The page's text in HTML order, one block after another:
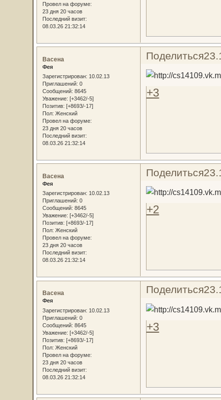
Провел на форуме:
23 дня 20 часов
Последний визит:
08.03.26 21:32:14
Поделиться
Васена
Фея
Зарегистрирован: 10.02.13
Приглашений: 0
Сообщений: 8645
Уважение: [+3462/-5]
Позитив: [+8693/-17]
Пол: Женский
Провел на форуме:
23 дня 20 часов
Последний визит:
08.03.26 21:32:14
+3
Поделиться
Васена
Фея
Зарегистрирован: 10.02.13
Приглашений: 0
Сообщений: 8645
Уважение: [+3462/-5]
Позитив: [+8693/-17]
Пол: Женский
Провел на форуме:
23 дня 20 часов
Последний визит:
08.03.26 21:32:14
+2
Поделиться
Васена
Фея
Зарегистрирован: 10.02.13
Приглашений: 0
Сообщений: 8645
Уважение: [+3462/-5]
Позитив: [+8693/-17]
Пол: Женский
Провел на форуме:
23 дня 20 часов
Последний визит:
08.03.26 21:32:14
+3